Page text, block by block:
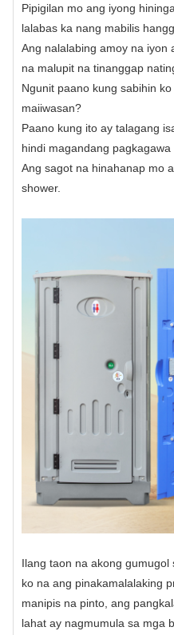
Pipigilan mo ang iyong
lalabas ka nang mabilis
Ang nalalabing amoy na iyon
na malupit na tinanggap
Ngunit paano kung sabihin
maiiwasan?
Paano kung ito ay talagang
hindi magandang
Ang sagot na hinahanap mo
shower.
Ilang taon na akong
ko na ang pinakamalalaking
manipis na pinto, ang
lahat ay nagmumula sa mga